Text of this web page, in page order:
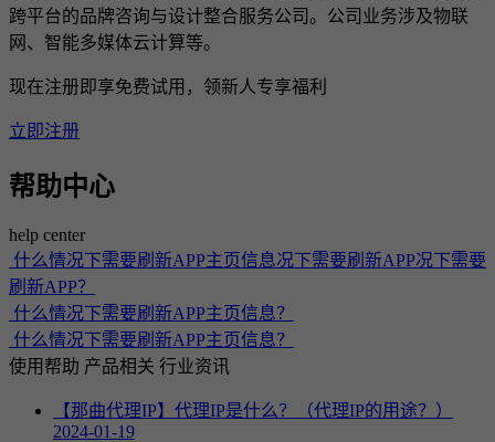
跨平台的品牌咨询与设计整合服务公司。公司业务涉及物联
网、智能多媒体云计算等。
现在注册即享免费试用，领新人专享福利
立即注册
帮助中心
help center
什么情况下需要刷新APP主页信息况下需要刷新APP况下需要
刷新APP？
什么情况下需要刷新APP主页信息？
什么情况下需要刷新APP主页信息？
使用帮助 产品相关 行业资讯
【那曲代理IP】代理IP是什么？（代理IP的用途？）
2024-01-19